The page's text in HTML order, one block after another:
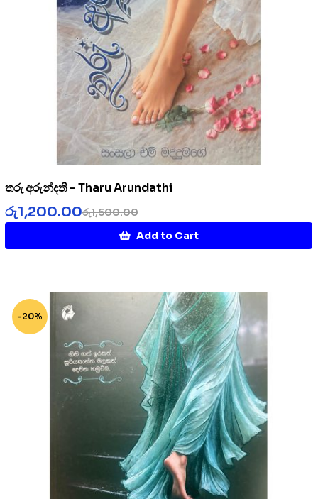
තරු අරුන්දති – Tharu Arundathi
රු1,500.00
රු1,200.00
Add to Cart
-20%